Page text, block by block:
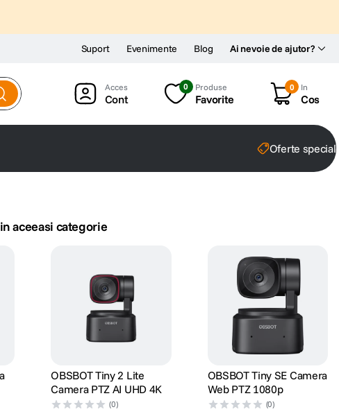
Ai nevoie de ajutor?
Suport Evenimente Blog
Cont
0 Produse
Favorite
0 In
Cos
Oferte
aceeasi categorie
OBSBOT Tiny 2 Lite
Camera PTZ AI UHD 4K
(0)
OBSBOT Tiny SE Camera
Web PTZ 1080p
(0)